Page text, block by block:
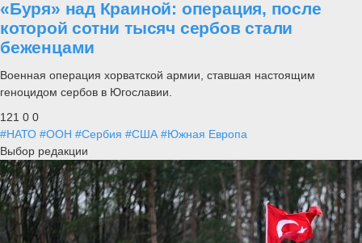
«Буря» над Краиной: операция, после
которой сотни тысяч сербов стали
беженцами
Военная операция хорватской армии, ставшая настоящим
геноцидом сербов в Югославии.
121 0 0
#НАТО #ООН #Сербия #США #Южная Европа
Выбор редакции